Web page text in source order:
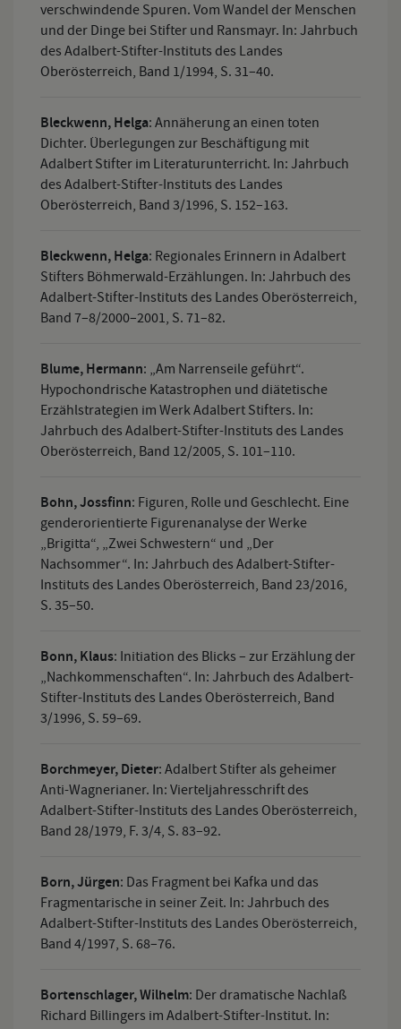
verschwindende Spuren. Vom Wandel der Menschen
und der Dinge bei Stifter und Ransmayr. In: Jahrbuch
des Adalbert-Stifter-Instituts des Landes
Oberösterreich, Band 1/1994, S. 31–40.
Bleckwenn, Helga: Annäherung an einen toten
Dichter. Überlegungen zur Beschäftigung mit
Adalbert Stifter im Literaturunterricht. In: Jahrbuch
des Adalbert-Stifter-Instituts des Landes
Oberösterreich, Band 3/1996, S. 152–163.
Bleckwenn, Helga: Regionales Erinnern in Adalbert
Stifters Böhmerwald-Erzählungen. In: Jahrbuch des
Adalbert-Stifter-Instituts des Landes Oberösterreich,
Band 7–8/2000–2001, S. 71–82.
Blume, Hermann: „Am Narrenseile geführt“.
Hypochondrische Katastrophen und diätetische
Erzählstrategien im Werk Adalbert Stifters. In:
Jahrbuch des Adalbert-Stifter-Instituts des Landes
Oberösterreich, Band 12/2005, S. 101–110.
Bohn, Jossfinn: Figuren, Rolle und Geschlecht. Eine
genderorientierte Figurenanalyse der Werke
„Brigitta“, „Zwei Schwestern“ und „Der
Nachsommer“. In: Jahrbuch des Adalbert-Stifter-
Instituts des Landes Oberösterreich, Band 23/2016,
S. 35–50.
Bonn, Klaus: Initiation des Blicks – zur Erzählung der
„Nachkommenschaften“. In: Jahrbuch des Adalbert-
Stifter-Instituts des Landes Oberösterreich, Band
3/1996, S. 59–69.
Borchmeyer, Dieter: Adalbert Stifter als geheimer
Anti-Wagnerianer. In: Vierteljahresschrift des
Adalbert-Stifter-Instituts des Landes Oberösterreich,
Band 28/1979, F. 3/4, S. 83–92.
Born, Jürgen: Das Fragment bei Kafka und das
Fragmentarische in seiner Zeit. In: Jahrbuch des
Adalbert-Stifter-Instituts des Landes Oberösterreich,
Band 4/1997, S. 68–76.
Bortenschlager, Wilhelm: Der dramatische Nachlaß
Richard Billingers im Adalbert-Stifter-Institut. In: